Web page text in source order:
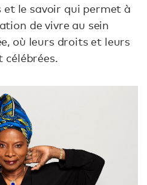
et le savoir qui permet à
de vivre au sein
où leurs droits et leurs
célébrées.